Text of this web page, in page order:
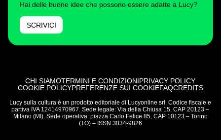
Hai delle buone idee che possono essere adatte a Lucy?
SCRIVICI
CHI SIAMOTERMINI E CONDIZIONIPRIVACY POLICY
COOKIE POLICYPREFERENZE SUI COOKIEFAQCREDITS
Lucy sulla cultura è un prodotto editoriale di Lucyonline srl. Codice fiscale e
partiva IVA 12414970967. Sede legale: Via della Chiusa 15, CAP 20123 –
Milano (MI). Sede operativa: piazza Carlo Felice 85, CAP 10123 – Torino
(TO) – ISSN 3034-9826